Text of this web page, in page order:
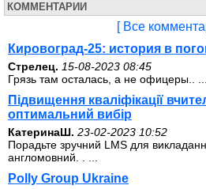
КОММЕНТАРИИ
[ Все
Кировоград-25: история в
Стрелец. 15-08-2023 08:45
Грязь там осталась, а не офицеры.. ...
Підвищення кваліфікації
оптимальний вибір
КатеринаШ. 23-02-2023 10:52
Порадьте зручний LMS для
англомовний. . ...
Polly Group Ukraine